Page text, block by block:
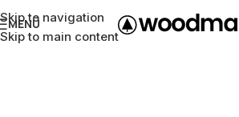
Skip to navigation
Skip to main content
MENÜ